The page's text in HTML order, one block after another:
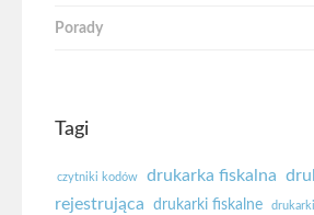
Porady
Tagi
czytniki kodów drukarka fiskalna
rejestrująca
drukarki fiskalne